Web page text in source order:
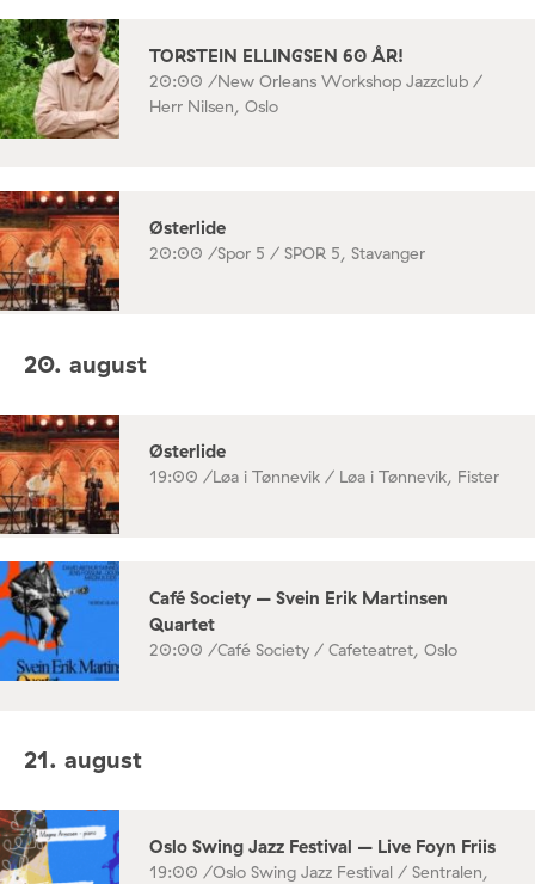
TORSTEIN ELLINGSEN 60 ÅR!
20:00 /New Orleans Workshop Jazzclub /
Herr Nilsen, Oslo
Østerlide
20:00 /Spor 5 / SPOR 5, Stavanger
20. august
Østerlide
19:00 /Løa i Tønnevik / Løa i Tønnevik, Fister
Café Society – Svein Erik Martinsen
Quartet
20:00 /Café Society / Cafeteatret, Oslo
21. august
Oslo Swing Jazz Festival – Live Foyn Friis
19:00 /Oslo Swing Jazz Festival / Sentralen,